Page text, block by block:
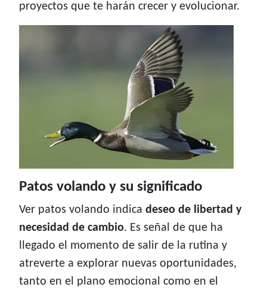
proyectos que te harán crecer y evolucionar.
Patos volando y su significado
Ver patos volando indica deseo de libertad y
necesidad de cambio. Es señal de que ha
llegado el momento de salir de la rutina y
atreverte a explorar nuevas oportunidades,
tanto en el plano emocional como en el